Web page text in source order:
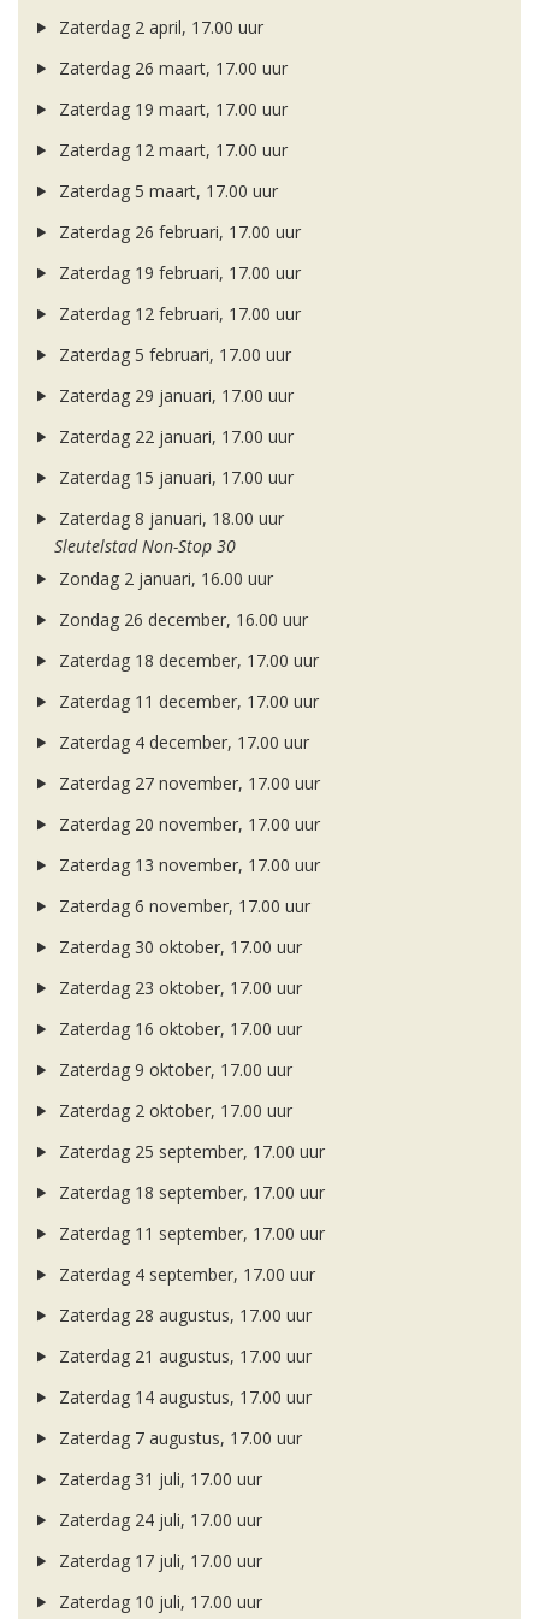
Zaterdag 2 april, 17.00 uur
Zaterdag 26 maart, 17.00 uur
Zaterdag 19 maart, 17.00 uur
Zaterdag 12 maart, 17.00 uur
Zaterdag 5 maart, 17.00 uur
Zaterdag 26 februari, 17.00 uur
Zaterdag 19 februari, 17.00 uur
Zaterdag 12 februari, 17.00 uur
Zaterdag 5 februari, 17.00 uur
Zaterdag 29 januari, 17.00 uur
Zaterdag 22 januari, 17.00 uur
Zaterdag 15 januari, 17.00 uur
Zaterdag 8 januari, 18.00 uur
Sleutelstad Non-Stop 30
Zondag 2 januari, 16.00 uur
Zondag 26 december, 16.00 uur
Zaterdag 18 december, 17.00 uur
Zaterdag 11 december, 17.00 uur
Zaterdag 4 december, 17.00 uur
Zaterdag 27 november, 17.00 uur
Zaterdag 20 november, 17.00 uur
Zaterdag 13 november, 17.00 uur
Zaterdag 6 november, 17.00 uur
Zaterdag 30 oktober, 17.00 uur
Zaterdag 23 oktober, 17.00 uur
Zaterdag 16 oktober, 17.00 uur
Zaterdag 9 oktober, 17.00 uur
Zaterdag 2 oktober, 17.00 uur
Zaterdag 25 september, 17.00 uur
Zaterdag 18 september, 17.00 uur
Zaterdag 11 september, 17.00 uur
Zaterdag 4 september, 17.00 uur
Zaterdag 28 augustus, 17.00 uur
Zaterdag 21 augustus, 17.00 uur
Zaterdag 14 augustus, 17.00 uur
Zaterdag 7 augustus, 17.00 uur
Zaterdag 31 juli, 17.00 uur
Zaterdag 24 juli, 17.00 uur
Zaterdag 17 juli, 17.00 uur
Zaterdag 10 juli, 17.00 uur